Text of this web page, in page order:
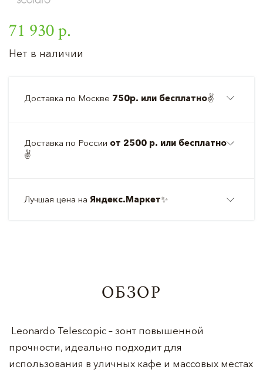
71 930 р.
Нет в наличии
Доставка по Москве 750р. или бесплатно✌️
Доставка по России от 2500 р. или бесплатно
✌️
Лучшая цена на Яндекс.Маркет✨
ОБЗОР
Leonardo Telescopic – зонт повышенной
прочности, идеально подходит для
использования в уличных кафе и массовых местах